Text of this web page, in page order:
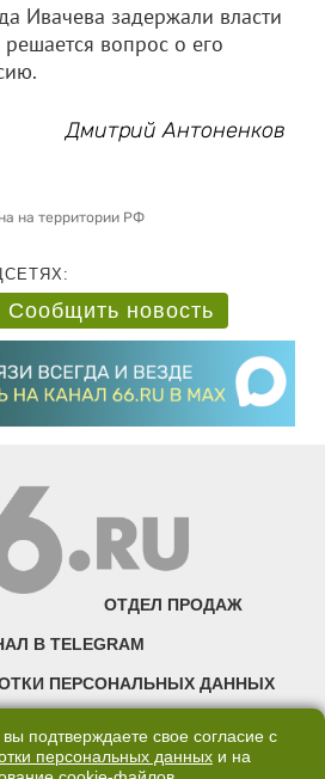
Ивачева задержали власти
вопрос о его
Дмитрий Антоненков
на территории РФ
Сообщить новость
ОТДЕЛ ПРОДАЖ
В TELEGRAM
ПЕРСОНАЛЬНЫХ ДАННЫХ
подтверждаете свое согласие с
персональных данных и на